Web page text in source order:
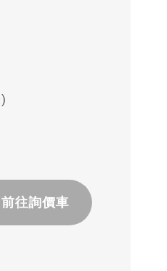
前往詢價車